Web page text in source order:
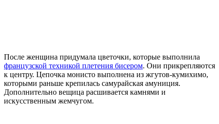
После женщина придумала цветочки, которые выполнила
французской техникой плетения бисером. Они прикрепляются
к центру. Цепочка монисто выполнена из жгутов-кумихимо,
которыми раньше крепилась самурайская амуниция.
Дополнительно вещица расшивается камнями и
искусственным жемчугом.